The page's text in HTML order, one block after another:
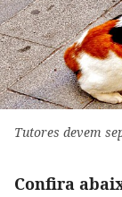
Tutores devem
Confira